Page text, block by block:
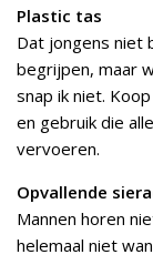
Plastic tas
Dat jongens niet
begrijpen, maar
snap ik niet.
en gebruik die
vervoeren.
Opvallende
Mannen horen
helemaal niet